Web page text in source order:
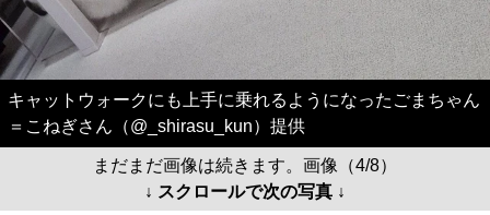
キャットウォークにも上手に乗れるようになったごまちゃん
＝こねぎさん（@_shirasu_kun）提供
まだまだ画像は続きます。画像（4/8）
↓ スクロールで次の写真 ↓